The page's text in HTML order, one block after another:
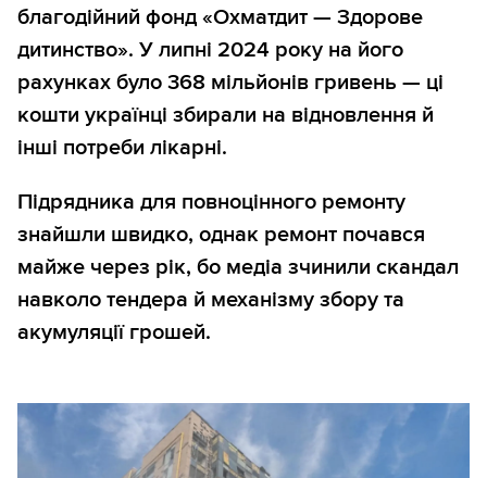
благодійний фонд «Охматдит — Здорове
дитинство». У липні 2024 року на його
рахунках було 368 мільйонів гривень — ці
кошти українці збирали на відновлення й
інші потреби лікарні.
Підрядника для повноцінного ремонту
знайшли швидко, однак ремонт почався
майже через рік, бо медіа зчинили скандал
навколо тендера й механізму збору та
акумуляції грошей.